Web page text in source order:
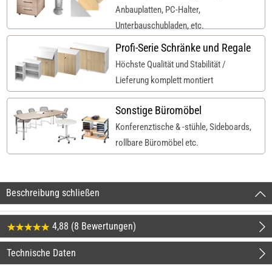
Anbauplatten, PC-Halter,
Unterbauschubladen, etc.
Profi-Serie Schränke und Regale
Höchste Qualität und Stabilität /
Lieferung komplett montiert
Sonstige Büromöbel
Konferenztische & -stühle, Sideboards,
rollbare Büromöbel etc.
Beschreibung schließen
4,88 (8 Bewertungen)
Technische Daten